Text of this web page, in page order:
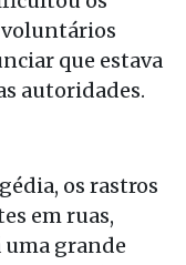
voluntários
que estava
autoridades.
os rastros
em ruas,
uma grande